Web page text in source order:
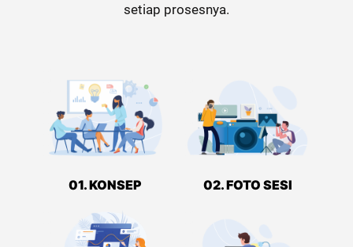
setiap prosesnya.
01. KONSEP 02. FOTO SESI